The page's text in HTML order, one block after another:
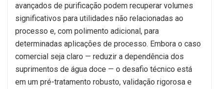
avançados de purificação podem recuperar volumes
significativos para utilidades não relacionadas ao
processo e, com polimento adicional, para
determinadas aplicações de processo. Embora o caso
comercial seja claro — reduzir a dependência dos
suprimentos de água doce — o desafio técnico está
em um pré-tratamento robusto, validação rigorosa e